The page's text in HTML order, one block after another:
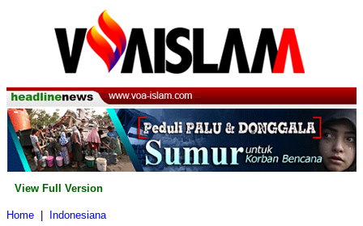
View Full Version
Home
Indonesiana